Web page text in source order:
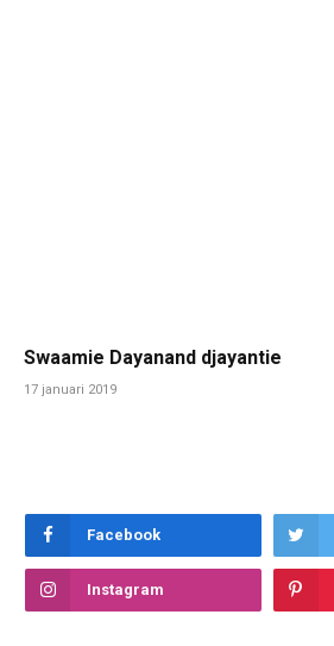
Swaamie Dayanand djayantie
17 januari 2019
Facebook
Instagram